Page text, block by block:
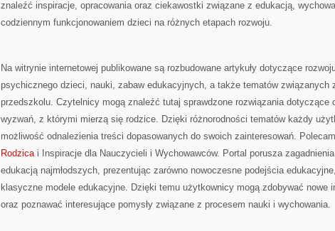
znaleźć inspiracje, opracowania oraz ciekawostki związane z edukacją,
codziennym funkcjonowaniem dzieci na różnych etapach rozwoju.
Na witrynie internetowej publikowane są rozbudowane artykuły dotyczące
psychicznego dzieci, nauki, zabaw edukacyjnych, a także tematów związanych
przedszkolu. Czytelnicy mogą znaleźć tutaj sprawdzone rozwiązania dotyczące
wyzwań, z którymi mierzą się rodzice. Dzięki różnorodności tematów każdy
możliwość odnalezienia treści dopasowanych do swoich zainteresowań. Polecam
Rodzicai Inspiracje dla Nauczycieli i Wychowawców. Portal porusza
edukacją najmłodszych, prezentując zarówno nowoczesne podejścia
klasyczne modele edukacyjne. Dzięki temu użytkownicy mogą zdobywać nowe
oraz poznawać interesujące pomysły związane z procesem nauki i wychowania.